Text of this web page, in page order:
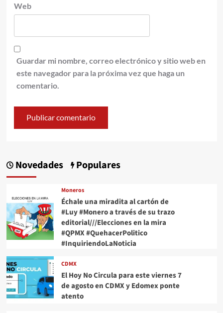
Web
Guardar mi nombre, correo electrónico y sitio web en
este navegador para la próxima vez que haga un
comentario.
Novedades Populares
Moneros
Échale una miradita al cartón de
#Luy #Monero a través de su trazo
editorial///Elecciones en la mira
#QPMX #QuehacerPolitico
#InquiriendoLaNoticia
CDMX
El Hoy No Circula para este viernes 7
de agosto en CDMX y Edomex ponte
atento